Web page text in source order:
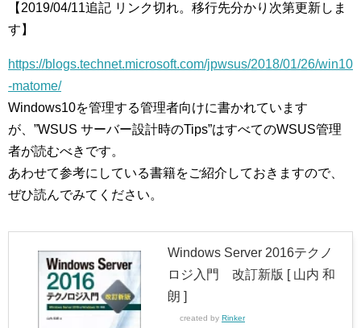
【2019/04/11追記 リンク切れ。移行先分かり次第更新しま
す】
https://blogs.technet.microsoft.com/jpwsus/2018/01/26/win10
-matome/
Windows10を管理する管理者向けに書かれています
が、”WSUS サーバー設計時のTips”はすべてのWSUS管理
者が読むべきです。
あわせて参考にしている書籍をご紹介しておきますので、
ぜひ読んでみてください。
Windows Server 2016テクノ
ロジ入門 改訂新版 [ 山内 和
朗 ]
created by Rinker